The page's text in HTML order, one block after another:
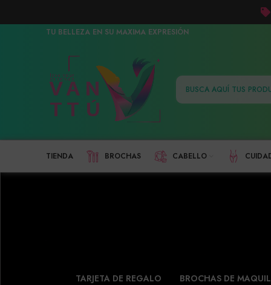
TU BELLEZA EN SU MAXIMA EXPRESIÓN
TIENDA BROCHAS CABELLO
TARJETA DE REGALO
BROCHAS DE